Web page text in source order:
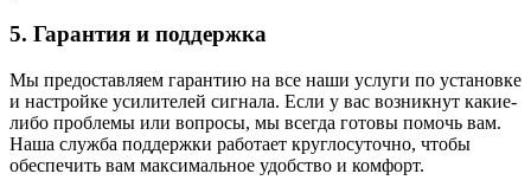
5. Гарантия и поддержка
Мы предоставляем гарантию на все наши услуги по установке
и настройке усилителей сигнала. Если у вас возникнут какие-
либо проблемы или вопросы, мы всегда готовы помочь вам.
Наша служба поддержки работает круглосуточно, чтобы
обеспечить вам максимальное удобство и комфорт.